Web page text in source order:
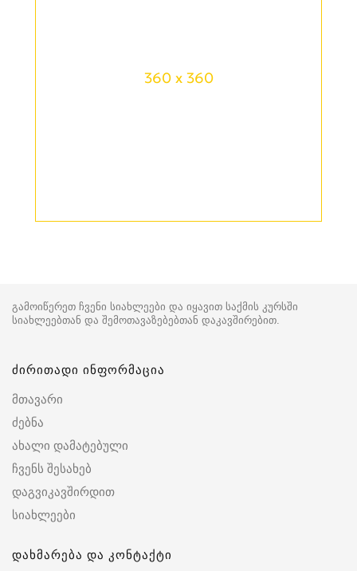
360 x 360
გამოიწერეთ ჩვენი სიახლეები და იყავით საქმის კურსში
სიახლეებთან და შემოთავაზებებთან დაკავშირებით.
ძირითადი ინფორმაცია
მთავარი
ძებნა
ახალი დამატებული
ჩვენს შესახებ
დაგვიკავშირდით
სიახლეები
დახმარება და კონტაქტი